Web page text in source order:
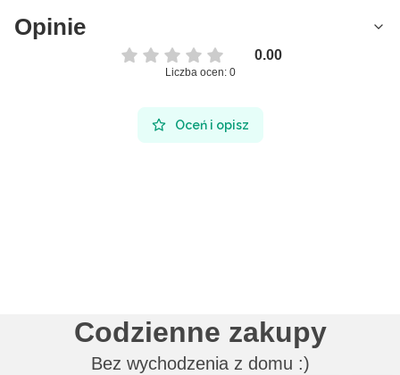
Opinie
0.00
Liczba ocen: 0
Oceń i opisz
Codzienne zakupy
Bez wychodzenia z domu :)